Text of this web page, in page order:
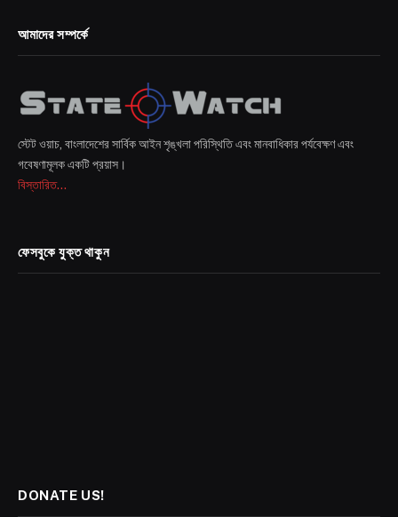
আমাদের সম্পর্কে
স্টেট ওয়াচ, বাংলাদেশের সার্বিক আইন শৃঙ্খলা পরিস্থিতি এবং মানবাধিকার পর্যবেক্ষণ এবং
গবেষণামূলক একটি প্রয়াস।
বিস্তারিত...
ফেসবুকে যুক্ত থাকুন
DONATE US!